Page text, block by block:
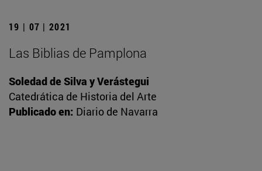
19 | 07 | 2021
Las Biblias de Pamplona
Soledad de Silva y Verástegui
Catedrática de Historia del Arte
Publicado en: Diario de Navarra